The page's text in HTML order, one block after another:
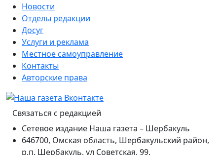
Новости
Отделы редакции
Досуг
Услуги и реклама
Местное самоуправление
Контакты
Авторские права
Связаться с редакцией
Сетевое издание Наша газета – Шербакуль
646700, Омская область, Шербакульский район,
р.п. Шербакуль, ул Советская, 99.